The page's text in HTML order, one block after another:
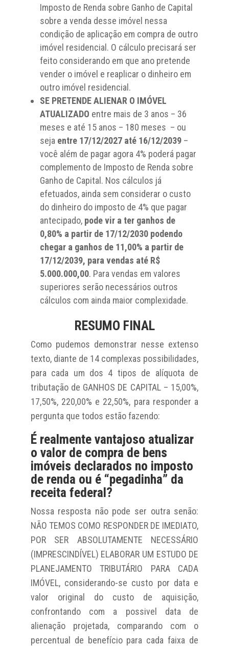
Imposto de Renda sobre Ganho de Capital
sobre a venda desse imóvel nessa
condição de aplicação em compra de outro
imóvel residencial. O cálculo precisará ser
feito considerando em que ano pretende
vender o imóvel e reaplicar o dinheiro em
outro imóvel residencial.
SE PRETENDE ALIENAR O IMÓVEL
ATUALIZADO entre mais de 3 anos – 36
meses e até 15 anos – 180 meses – ou
seja entre 17/12/2027 até 16/12/2039–
você além de pagar agora 4% poderá pagar
complemento de Imposto de Renda sobre
Ganho de Capital. Nos cálculos já
efetuados, ainda sem considerar o custo
do dinheiro do imposto de 4% que pagar
antecipado, pode vir a ter ganhos de
0,80% a partir de 17/12/2030 podendo
chegar a ganhos de 11,00% a partir de
17/12/2039, para vendas até R$
5.000.000,00. Para vendas em valores
superiores serão necessários outros
cálculos com ainda maior complexidade.
RESUMO FINAL
Como pudemos demonstrar nesse extenso
texto, diante de 14 complexas possibilidades,
para cada um dos 4 tipos de alíquota de
tributação de GANHOS DE CAPITAL – 15,00%,
17,50%, 220,00% e 22,50%, para responder a
pergunta que todos estão fazendo:
É realmente vantajoso atualizar
o valor de compra de bens
imóveis declarados no imposto
de renda ou é “pegadinha” da
receita federal?
Nossa resposta não pode ser outra senão:
NÃO TEMOS COMO RESPONDER DE IMEDIATO,
POR SER ABSOLUTAMENTE NECESSÁRIO
(IMPRESCINDÍVEL) ELABORAR UM ESTUDO DE
PLANEJAMENTO TRIBUTÁRIO PARA CADA
IMÓVEL, considerando-se custo por data e
valor original do custo de aquisição,
confrontando com a possivel data de
alienação projetada, comparando com o
percentual de benefício para cada faixa de